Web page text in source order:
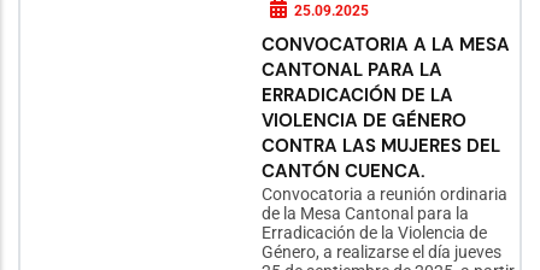
25.09.2025
CONVOCATORIA A LA MESA
CANTONAL PARA LA
ERRADICACIÓN DE LA
VIOLENCIA DE GÉNERO
CONTRA LAS MUJERES DEL
CANTÓN CUENCA.
Convocatoria a reunión ordinaria
de la Mesa Cantonal para la
Erradicación de la Violencia de
Género, a realizarse el día jueves